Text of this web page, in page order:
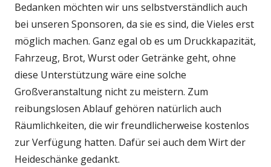
Bedanken möchten wir uns selbstverständlich auch
bei unseren Sponsoren, da sie es sind, die Vieles erst
möglich machen. Ganz egal ob es um Druckkapazität,
Fahrzeug, Brot, Wurst oder Getränke geht, ohne
diese Unterstützung wäre eine solche
Großveranstaltung nicht zu meistern. Zum
reibungslosen Ablauf gehören natürlich auch
Räumlichkeiten, die wir freundlicherweise kostenlos
zur Verfügung hatten. Dafür sei auch dem Wirt der
Heideschänke gedankt.